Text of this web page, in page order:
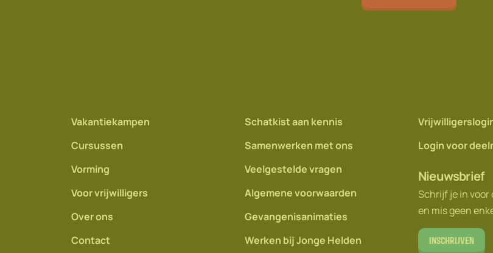
Vakantiekampen
Cursussen
Vorming
Voor vrijwilligers
Over ons
Contact
Schatkist aan kennis
Samenwerken met ons
Veelgestelde vragen
Algemene voorwaarden
Gevangenisanimaties
Werken bij Jonge Helden
Login voor
Nieuwsbrief
Schrijf je in
en mis geen
Inschrijven